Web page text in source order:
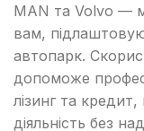
MAN та Volvo —
вам,
автопарк.
допоможе
лізинг та
діяльність без